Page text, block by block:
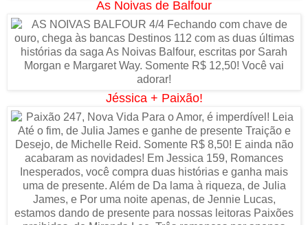
As Noivas de Balfour
Jéssica + Paixão!